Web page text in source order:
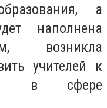
а
наполнена
возникла
учителей к
в сфере